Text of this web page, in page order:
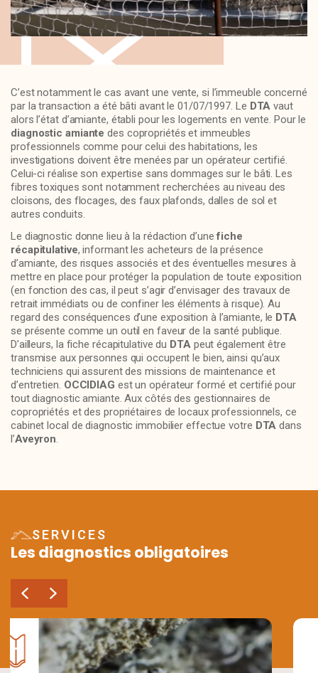
C’est notamment le cas avant une vente, si l’immeuble concerné
par la transaction a été bâti avant le 01/07/1997. Le DTAvaut
alors l’état d’amiante, établi pour les logements en vente. Pour le
diagnostic amiante des copropriétés et immeubles
professionnels comme pour celui des habitations, les
investigations doivent être menées par un opérateur certifié.
Celui-ci réalise son expertise sans dommages sur le bâti. Les
fibres toxiques sont notamment recherchées au niveau des
cloisons, des flocages, des faux plafonds, dalles de sol et
autres conduits.
Le diagnostic donne lieu à la rédaction d’unefiche
récapitulative, informant les acheteurs de la présence
d’amiante, des risques associés et des éventuelles mesures à
mettre en place pour protéger la population de toute exposition
(en fonction des cas, il peut s’agir d’envisager des travaux de
retrait immédiats ou de confiner les éléments à risque). Au
regard des conséquences d’une exposition à l’amiante, le DTA
se présente comme un outil en faveur de la santé publique.
D’ailleurs, la fiche récapitulative du DTA peut également être
transmise aux personnes qui occupent le bien, ainsi qu’aux
techniciens qui assurent des missions de maintenance et
d’entretien. OCCIDIAG est un opérateur formé et certifié pour
tout diagnostic amiante. Aux côtés des gestionnaires de
copropriétés et des propriétaires de locaux professionnels, ce
cabinet local de diagnostic immobilier effectue votre DTAdans
l’Aveyron.
SERVICES
Les diagnostics obligatoires